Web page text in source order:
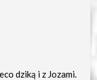
dziką i z Jozami.